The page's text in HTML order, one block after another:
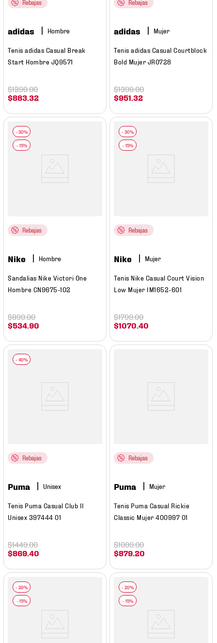
Rebajas
adidas Hombre
Tenis adidas Casual Break
Start Hombre JQ9571
$883 .32
$1299.00
Rebajas
adidas Mujer
Tenis adidas Casual Courtblock
Bold Mujer JR0728
$951 .32
$1399.00
Rebajas
Nike Hombre
Sandalias Nike Victori One
Hombre CN9675-102
$534 .90
$899.00
Rebajas
Nike Mujer
Tenis Nike Casual Court Vision
Low Mujer IM1652-601
$1070 .40
$1799.00
Rebajas
Puma
Tenis Puma Casual Club II
Unisex 397444 01
$869 .40
$1449.00
Rebajas
Puma Mujer
Tenis Puma Casual Rickie
Classic Mujer 400997 01
$879 .20
$1099.00